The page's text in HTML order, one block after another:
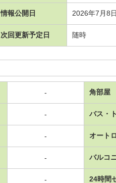
情報公開日 2026年7月8日
次回更新予定日 随時
- 角部屋
- バス・
- オート
- バルコ
- 24時間